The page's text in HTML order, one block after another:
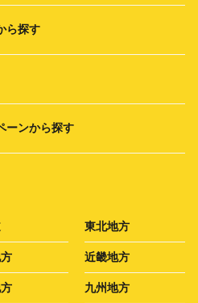
ら探す
ーンから探す
東北地方
近畿地方
九州地方